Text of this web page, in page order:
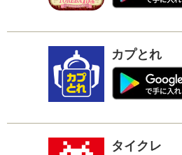
カプとれ
タイクレ